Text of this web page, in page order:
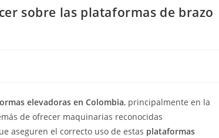
sobre las plataformas de brazo
elevadoras en Colombia, principalmente en la
de ofrecer maquinarias reconocidas
aseguren el correcto uso de estas plataformas